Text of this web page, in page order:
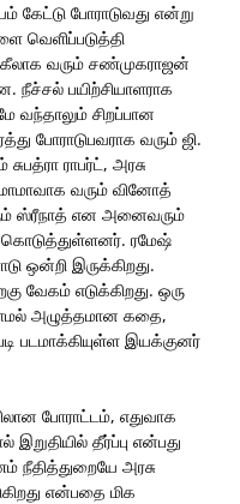
கேட்டு போராடுவது என்று
வெளிப்படுத்தி
வரும் சண்முகராஜன்
நீச்சல் பயிற்சியாளராக
வந்தாலும் சிறப்பான
போராடுபவராக வரும் ஜி.
ராபர்ட், அரசு
வரும் வினோத்
ஸ்ரீநாத் என அனைவரும்
கொடுத்துள்ளனர். ரமேஷ்
ஒன்றி இருக்கிறது.
வேகம் எடுக்கிறது. ஒரு
அழுத்தமான கதை,
படமாக்கியுள்ள இயக்குனர்
போராட்டம், எதுவாக
இறுதியில் தீர்ப்பு என்பது
நீதித்துறையே அரசு
என்பதை மிக